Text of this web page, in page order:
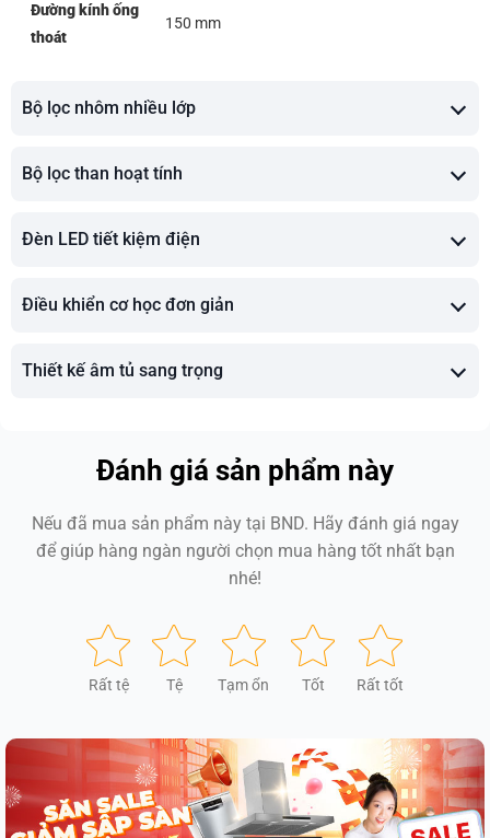
Đường kính ống
thoát
150 mm
Bộ lọc nhôm nhiều lớp
Bộ lọc than hoạt tính
Đèn LED tiết kiệm điện
Điều khiển cơ học đơn giản
Thiết kế âm tủ sang trọng
Đánh giá sản phẩm này
Nếu đã mua sản phẩm này tại BND. Hãy đánh giá ngay
để giúp hàng ngàn người chọn mua hàng tốt nhất bạn
nhé!
Rất tệ Tệ Tạm ổn Tốt Rất tốt